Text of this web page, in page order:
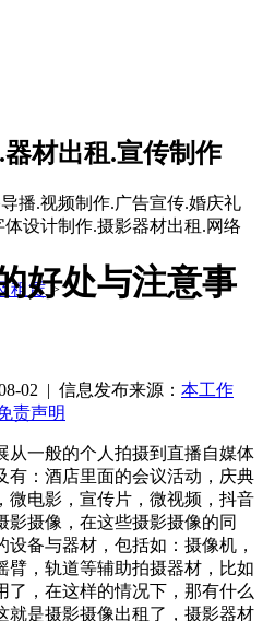
材出租.宣传制作
播.视频制作.广告宣传.婚庆礼
设计制作.摄影器材出租.网络
租赁>
好处与注意事
02 | 信息发布来源： 本工作
责声明
一般的个人拍摄到直播自媒体
有：酒店里面的会议活动，庆典
微电影，宣传片，微视频，抖音
摄像，在这些摄影摄像的同
备与器材，包括如：摄像机，
臂，轨道等辅助拍摄器材，比如
了，在这样的情况下，那有什么
就是摄影摄像出租了，摄影器材